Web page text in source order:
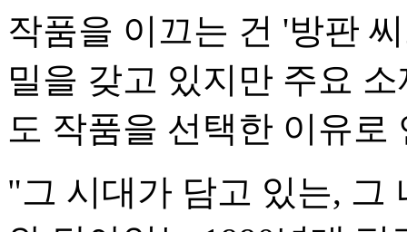
작품을 이끄는 건 '방판
밀을 갖고 있지만 주요
도 작품을 선택한 이유로
"그 시대가 담고 있는, 그